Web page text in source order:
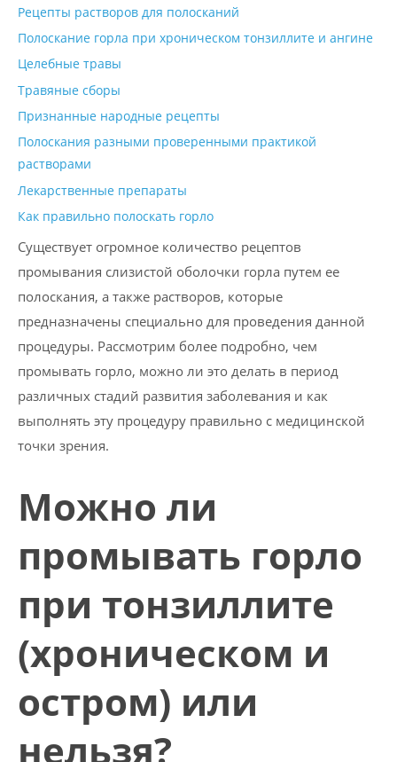
Рецепты растворов для полосканий
Полоскание горла при хроническом тонзиллите и ангине
Целебные травы
Травяные сборы
Признанные народные рецепты
Полоскания разными проверенными практикой
растворами
Лекарственные препараты
Как правильно полоскать горло
Существует огромное количество рецептов
промывания слизистой оболочки горла путем ее
полоскания, а также растворов, которые
предназначены специально для проведения данной
процедуры. Рассмотрим более подробно, чем
промывать горло, можно ли это делать в период
различных стадий развития заболевания и как
выполнять эту процедуру правильно с медицинской
точки зрения.
Можно ли
промывать горло
при тонзиллите
(хроническом и
остром) или
нельзя?